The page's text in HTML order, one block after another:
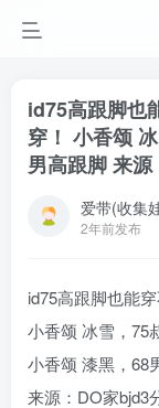
id75高跟脚也
穿！ 小香颂
男高跟脚 来
爱带(收集
2年前发布
id75高跟脚也能
小香颂 冰雪，75
小香颂 漆黑，68
来源：DO家bjd3